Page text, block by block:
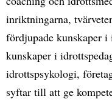
inriktningarna,
fördjupade kunskaper
kunskaper i
idrottspsykologi,
syftar till att ge